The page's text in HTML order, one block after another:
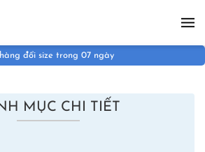
đổi size trong 07 ngày
MỤC CHI TIẾT